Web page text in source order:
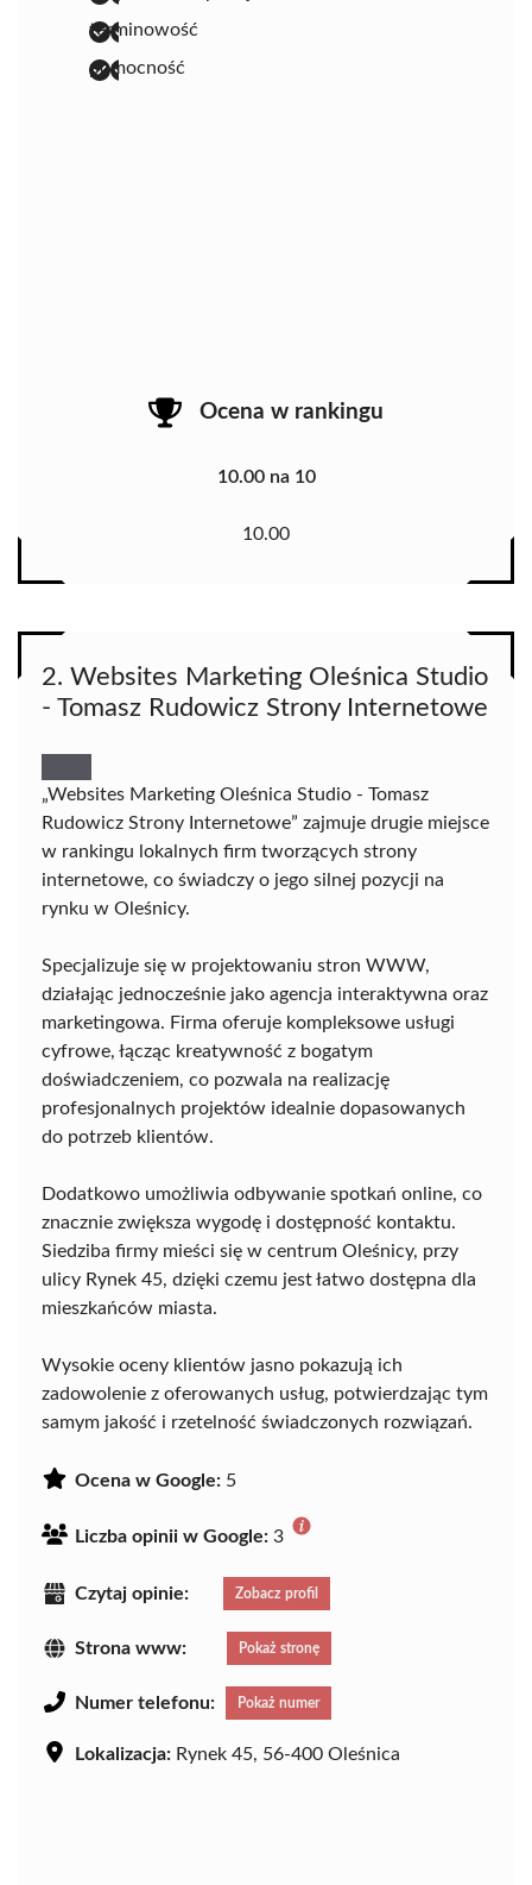
terminowość
pomocność
Ocena w rankingu
10.00 na 10
10.00
2. Websites Marketing Oleśnica Studio
- Tomasz Rudowicz Strony Internetowe
„Websites Marketing Oleśnica Studio - Tomasz
Rudowicz Strony Internetowe” zajmuje drugie miejsce
w rankingu lokalnych firm tworzących strony
internetowe, co świadczy o jego silnej pozycji na
rynku w Oleśnicy.
Specjalizuje się w projektowaniu stron WWW,
działając jednocześnie jako agencja interaktywna oraz
marketingowa. Firma oferuje kompleksowe usługi
cyfrowe, łącząc kreatywność z bogatym
doświadczeniem, co pozwala na realizację
profesjonalnych projektów idealnie dopasowanych
do potrzeb klientów.
Dodatkowo umożliwia odbywanie spotkań online, co
znacznie zwiększa wygodę i dostępność kontaktu.
Siedziba firmy mieści się w centrum Oleśnicy, przy
ulicy Rynek 45, dzięki czemu jest łatwo dostępna dla
mieszkańców miasta.
Wysokie oceny klientów jasno pokazują ich
zadowolenie z oferowanych usług, potwierdzając tym
samym jakość i rzetelność świadczonych rozwiązań.
Ocena w Google: 5
Liczba opinii w Google: 3
Czytaj opinie: Zobacz profil
Strona www: Pokaż stronę
Numer telefonu: Pokaż numer
Lokalizacja: Rynek 45, 56-400 Oleśnica